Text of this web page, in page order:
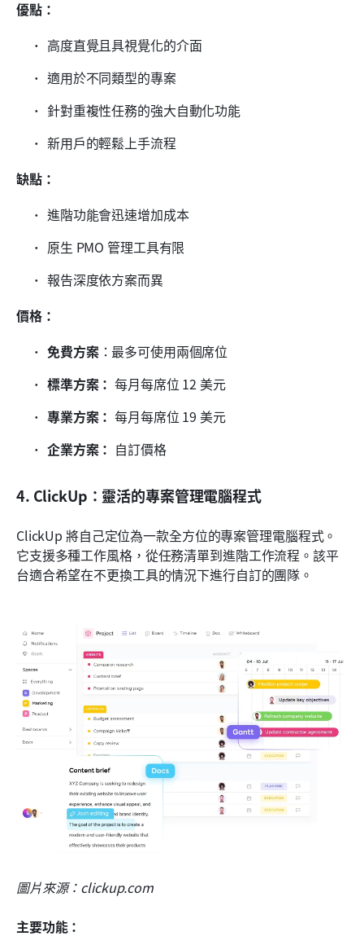
優點：
高度直覺且具視覺化的介面
適用於不同類型的專案
針對重複性任務的強大自動化功能
新用戶的輕鬆上手流程
缺點：
進階功能會迅速增加成本
原生 PMO 管理工具有限
報告深度依方案而異
價格：
免費方案：最多可使用兩個席位
標準方案： 每月每席位 12 美元
專業方案： 每月每席位 19 美元
企業方案： 自訂價格
4. ClickUp：靈活的專案管理電腦程式
ClickUp 將自己定位為一款全方位的專案管理電腦程式。
它支援多種工作風格，從任務清單到進階工作流程。該平
台適合希望在不更換工具的情況下進行自訂的團隊。
圖片來源：clickup.com
主要功能：